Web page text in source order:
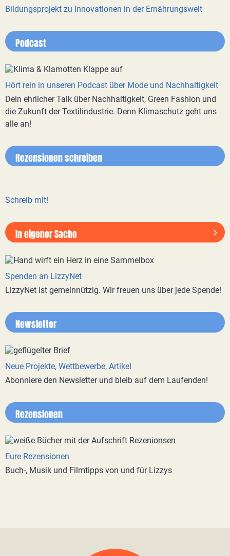
Bildungsprojekt zu Innovationen in der Ernährungswelt
Podcast
Hört rein in unseren Podcast über Mode und Nachhaltigkeit
Dein ehrlicher Talk über Nachhaltigkeit, Green Fashion und
die Zukunft der Textilindustrie. Denn Klimaschutz geht uns
alle an!
Rezensionen schreiben
Schreib mit!
In eigener Sache
Spenden an LizzyNet
LizzyNet ist gemeinnützig. Wir freuen uns über jede Spende!
Newsletter
Neue Projekte, Wettbewerbe, Artikel
Abonniere den Newsletter und bleib auf dem Laufenden!
Rezensionen
Eure Rezensionen
Buch-, Musik und Filmtipps von und für Lizzys